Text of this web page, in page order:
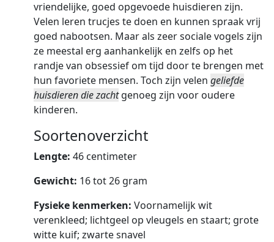
vriendelijke, goed opgevoede huisdieren zijn.
Velen leren trucjes te doen en kunnen spraak vrij
goed nabootsen. Maar als zeer sociale vogels zijn
ze meestal erg aanhankelijk en zelfs op het
randje van obsessief om tijd door te brengen met
hun favoriete mensen. Toch zijn velen geliefde
huisdieren die zachtgenoeg zijn voor oudere
kinderen.
Soortenoverzicht
Lengte: 46 centimeter
Gewicht: 16 tot 26 gram
Fysieke kenmerken: Voornamelijk wit
verenkleed; lichtgeel op vleugels en staart; grote
witte kuif; zwarte snavel